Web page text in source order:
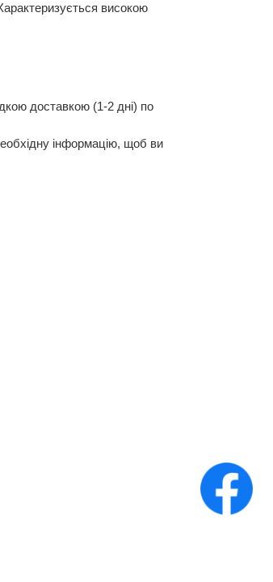
високою
доставкою (1-2 дні) по
інформацію, щоб ви